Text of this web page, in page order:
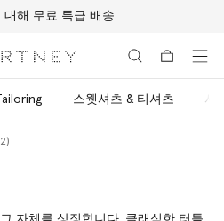
대해 무료 특급 배송
Tailoring 스웻셔츠 & 티셔츠 셔